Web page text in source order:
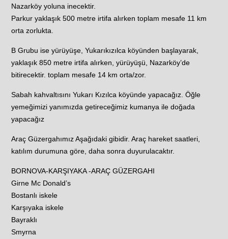
Nazarköy yoluna inecektir.
Parkur yaklaşık 500 metre irtifa alırken toplam mesafe 11 km
orta zorlukta.
B Grubu ise yürüyüşe, Yukarıkızılca köyünden başlayarak,
yaklaşık 850 metre irtifa alırken, yürüyüşü, Nazarköy’de
bitirecektir. toplam mesafe 14 km orta/zor.
Sabah kahvaltısını Yukarı Kızılca köyünde yapacağız. Öğle
yemeğimizi yanımızda getireceğimiz kumanya ile doğada
yapacağız
Araç Güzergahımız Aşağıdaki gibidir. Araç hareket saatleri,
katılım durumuna göre, daha sonra duyurulacaktır.
BORNOVA-KARŞIYAKA -ARAÇ GÜZERGAHI
Girne Mc Donald’s
Bostanlı iskele
Karşıyaka iskele
Bayraklı
Smyrna